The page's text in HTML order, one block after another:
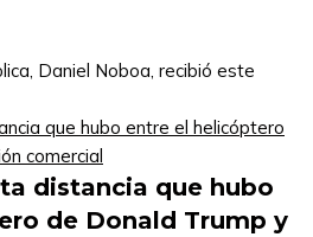
Daniel Noboa, recibió este
distancia que hubo
de Donald Trump y